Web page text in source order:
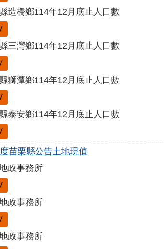
造橋鄉114年12月底止人口數
三灣鄉114年12月底止人口數
獅潭鄉114年12月底止人口數
泰安鄉114年12月底止人口數
苗栗縣公告土地現值
政事務所
政事務所
政事務所